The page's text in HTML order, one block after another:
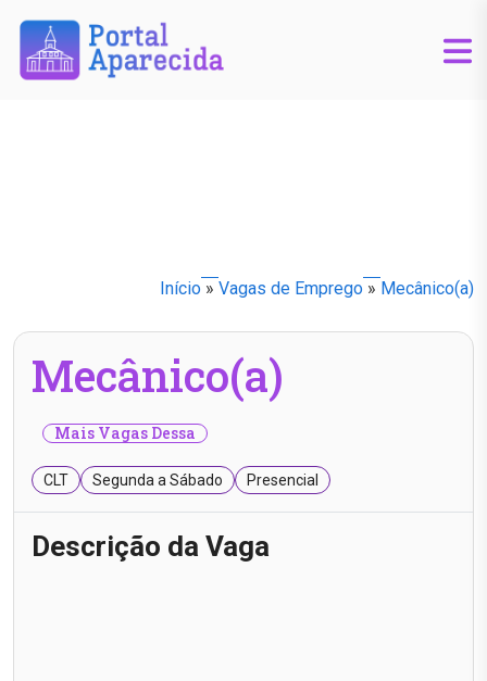
Início » Vagas de Emprego » Mecânico(a)
Mecânico(a)
Mais Vagas Dessa
CLT Segunda a Sábado Presencial
Descrição da Vaga